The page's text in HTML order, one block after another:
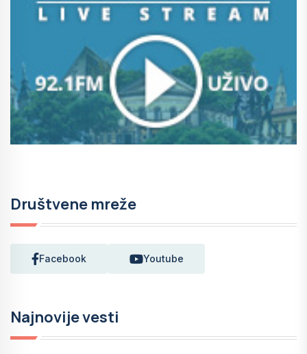
Društvene mreže
Facebook Youtube
Najnovije vesti